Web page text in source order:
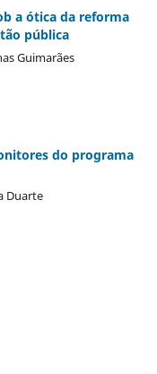
a ótica da reforma
pública
Guimarães
do programa
Duarte